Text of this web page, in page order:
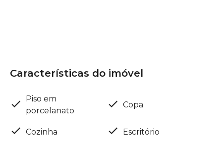
Características do imóvel
Piso em
porcelanato
Copa
Cozinha Escritório